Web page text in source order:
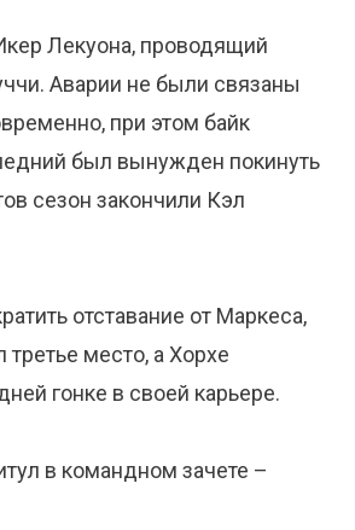
Лекуона, проводящий
Аварии не были связаны
при этом байк
был вынужден покинуть
сезон закончили Кэл
отставание от Маркеса,
место, а Хорхе
гонке в своей карьере.
в командном зачете –